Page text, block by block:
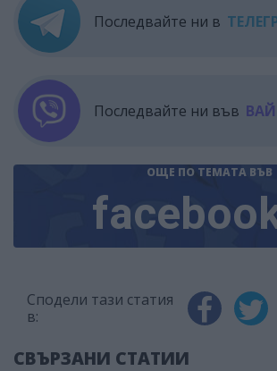
Последвайте ни в
Последвайте ни във
ОЩЕ ПО ТЕМАТА ВЪВ
Сподели тази статия
в:
СВЪРЗАНИ СТАТИИ